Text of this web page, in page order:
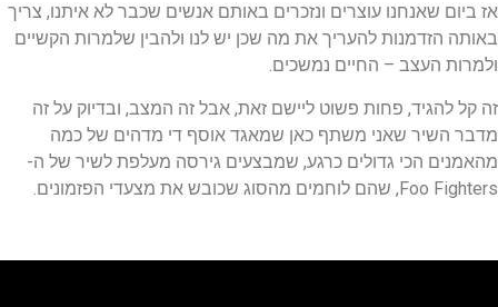
אז ביום שאנחנו עוצרים ונזכרים באותם אנשים שכבר לא איתנו, צריך
באותה הזדמנות להעריך את מה שכן יש לנו ולהבין שלמרות הקשיים
ולמרות העצב – החיים נמשכים.
זה קל להגיד, פחות פשוט ליישם זאת, אבל זה המצב, ובדיוק על זה
מדבר השיר שאני משתף כאן שמאגד אוסף די מדהים של כמה
מהאמנים הכי גדולים כרגע, שמבצעים גירסה מעלפת לשיר של ה-
Foo Fighters, שהם לוחמים מהסוג שכובש את מצעדי הפזמונים.